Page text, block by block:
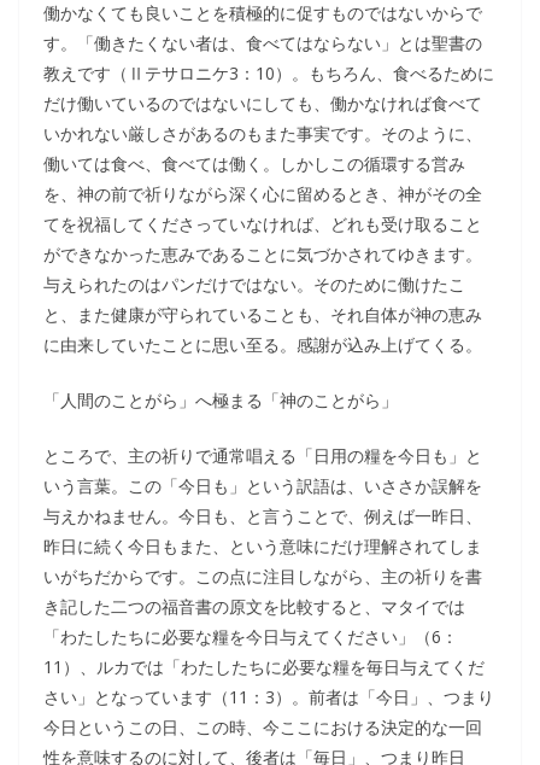
働かなくても良いことを積極的に促すものではないからで
す。「働きたくない者は、食べてはならない」とは聖書の
教えです（Ⅱテサロニケ3：10）。もちろん、食べるために
だけ働いているのではないにしても、働かなければ食べて
いかれない厳しさがあるのもまた事実です。そのように、
働いては食べ、食べては働く。しかしこの循環する営み
を、神の前で祈りながら深く心に留めるとき、神がその全
てを祝福してくださっていなければ、どれも受け取ること
ができなかった恵みであることに気づかされてゆきます。
与えられたのはパンだけではない。そのために働けたこ
と、また健康が守られていることも、それ自体が神の恵み
に由来していたことに思い至る。感謝が込み上げてくる。
「人間のことがら」へ極まる「神のことがら」
ところで、主の祈りで通常唱える「日用の糧を今日も」と
いう言葉。この「今日も」という訳語は、いささか誤解を
与えかねません。今日も、と言うことで、例えば一昨日、
昨日に続く今日もまた、という意味にだけ理解されてしま
いがちだからです。この点に注目しながら、主の祈りを書
き記した二つの福音書の原文を比較すると、マタイでは
「わたしたちに必要な糧を今日与えてください」（6：
11）、ルカでは「わたしたちに必要な糧を毎日与えてくだ
さい」となっています（11：3）。前者は「今日」、つまり
今日というこの日、この時、今ここにおける決定的な一回
性を意味するのに対して、後者は「毎日」、つまり昨日